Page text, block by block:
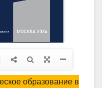
образование в